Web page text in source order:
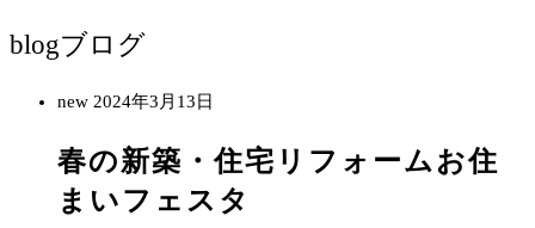
blogブログ
new 2024年3月13日
春の新築・住宅リフォームお住
まいフェスタ